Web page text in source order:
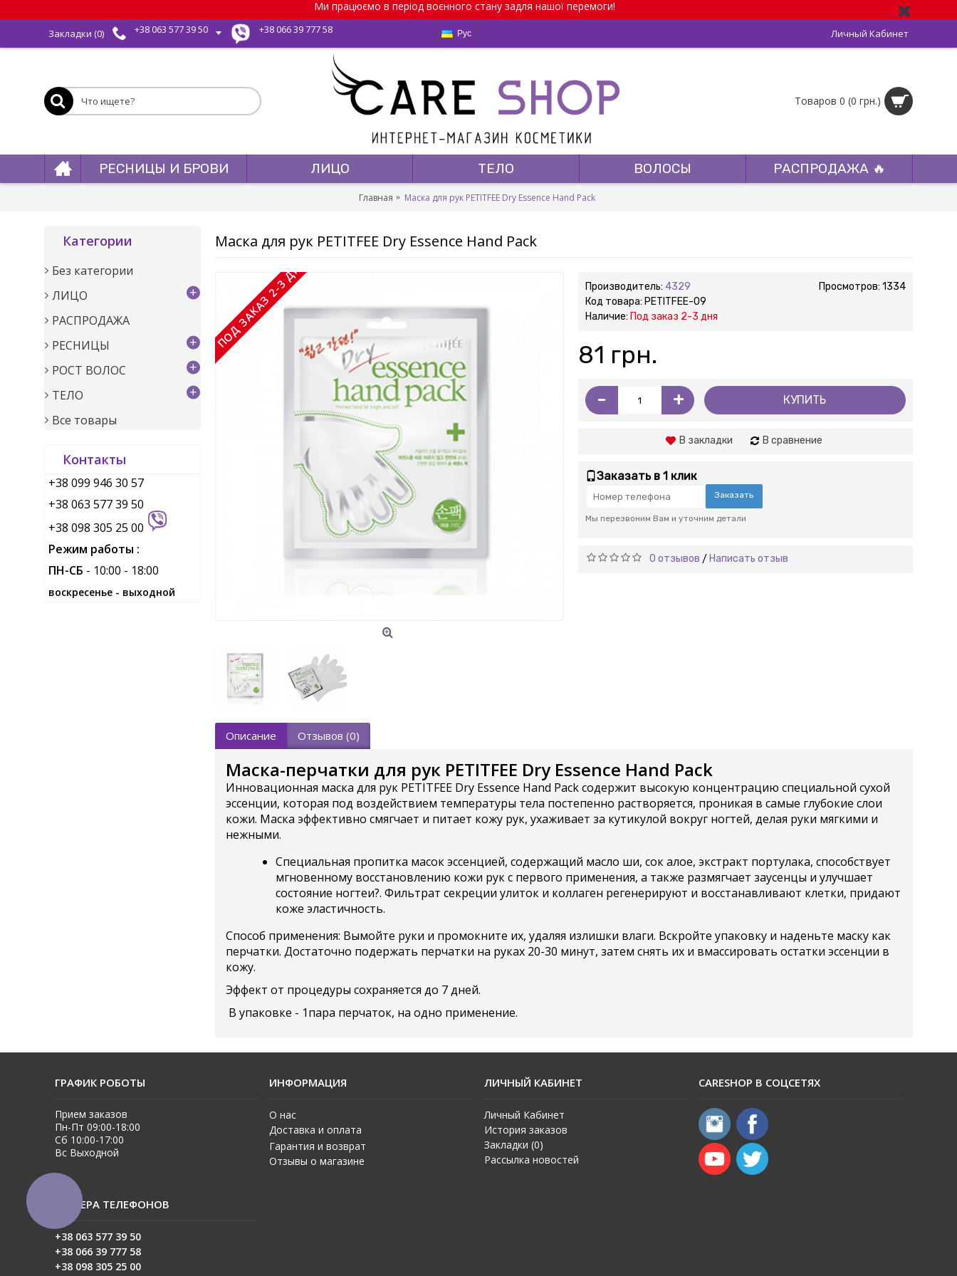
Ми працюємо в період воєнного стану задля нашої перемоги!
Закладки (0) +38 063 577 39 50 +38 066 39 777 58 Рус Личный Кабинет
Товаров 0 (0 грн.)
РЕСНИЦЫ И БРОВИ ЛИЦО ТЕЛО ВОЛОСЫ РАСПРОДАЖА 🔥
Главная Маска для рук PETITFEE Dry Essence Hand Pack
Категории
Без категории
ЛИЦО
+
РАСПРОДАЖА
РЕСНИЦЫ
+
РОСТ ВОЛОС +
ТЕЛО +
Все товары
Контакты
+38 099 946 30 57
+38 063 577 39 50
+38 098 305 25 00
Режим работы :
ПН-СБ - 10:00 - 18:00
воскресенье - выходной
Маска для рук PETITFEE Dry Essence Hand Pack
ПОД ЗАКАЗ 2-3 ДНЯ Просмотров: 1334
Производитель: 4329
Код товара: PETITFEE-09
Наличие: Под заказ 2-3 дня
81 грн.
- + КУПИТЬ
В закладки В сравнение
Заказать в 1 клик
Заказать
Мы перезвоним Вам и уточним детали
0 отзывов / Написать отзыв
Описание Отзывов (0)
Маска-перчатки для рук PETITFEE Dry Essence Hand Pack
Инновационная маска для рук PETITFEE Dry Essence Hand Pack содержит высокую концентрацию специальной сухой
эссенции, которая под воздействием температуры тела постепенно растворяется, проникая в самые глубокие слои
кожи. Маска эффективно смягчает и питает кожу рук, ухаживает за кутикулой вокруг ногтей, делая руки мягкими и
нежными.
Специальная пропитка масок эссенцией, содержащий масло ши, сок алое, экстракт портулака, способствует
мгновенному восстановлению кожи рук с первого применения, а также размягчает заусенцы и улучшает
состояние ногтеи?. Фильтрат секреции улиток и коллаген регенерируют и восстанавливают клетки, придают
коже эластичность.
Способ применения: Вымойте руки и промокните их, удаляя излишки влаги. Вскройте упаковку и наденьте маску как
перчатки. Достаточно подержать перчатки на руках 20-30 минут, затем снять их и вмассировать остатки эссенции в
кожу.
Эффект от процедуры сохраняется до 7 дней.
В упаковке - 1пара перчаток, на одно применение.
ГРАФИК РОБОТЫ
Прием заказов
Пн-Пт 09:00-18:00
Сб 10:00-17:00
Вс Выходной
ИНФОРМАЦИЯ
О нас
Доставка и оплата
Гарантия и возврат
Отзывы о магазине
ЛИЧНЫЙ КАБИНЕТ
Личный Кабинет
История заказов
Закладки (0)
Рассылка новостей
CARESHOP В СОЦСЕТЯХ
НОМЕРА ТЕЛЕФОНОВ
+38 063 577 39 50
+38 066 39 777 58
+38 098 305 25 00